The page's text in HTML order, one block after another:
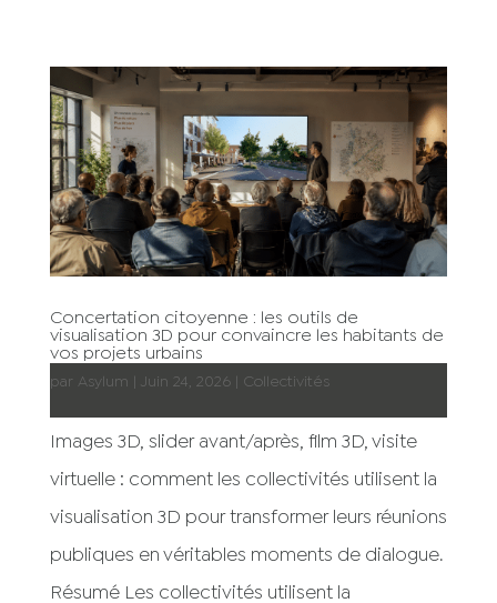
Concertation citoyenne : les outils de
visualisation 3D pour convaincre les habitants de
vos projets urbains
par Asylum Juin 24, 2026| Collectivités
Images 3D, slider avant/après, film 3D, visite
virtuelle : comment les collectivités utilisent la
visualisation 3D pour transformer leurs réunions
publiques en véritables moments de dialogue.
Résumé Les collectivités utilisent la